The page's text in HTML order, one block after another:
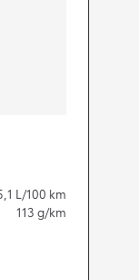
L/100 km
113 g/km